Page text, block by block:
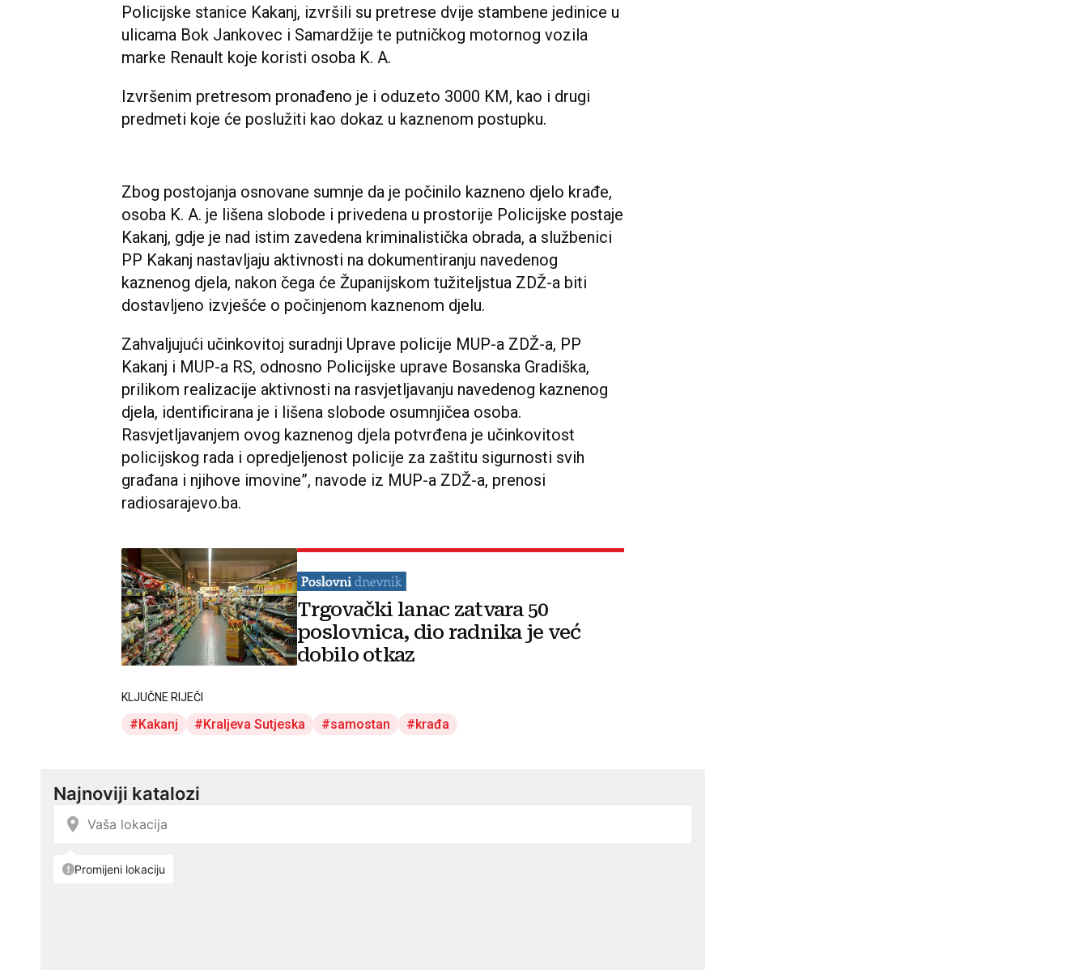
Policijske stanice Kakanj, izvršili su pretrese dvije stambene jedinice u
ulicama Bok Jankovec i Samardžije te putničkog motornog vozila
marke Renault koje koristi osoba K. A.
Izvršenim pretresom pronađeno je i oduzeto 3000 KM, kao i drugi
predmeti koje će poslužiti kao dokaz u kaznenom postupku.
Zbog postojanja osnovane sumnje da je počinilo kazneno djelo krađe,
osoba K. A. je lišena slobode i privedena u prostorije Policijske postaje
Kakanj, gdje je nad istim zavedena kriminalistička obrada, a službenici
PP Kakanj nastavljaju aktivnosti na dokumentiranju navedenog
kaznenog djela, nakon čega će Županijskom tužiteljstua ZDŽ-a biti
dostavljeno izvješće o počinjenom kaznenom djelu.
Zahvaljujući učinkovitoj suradnji Uprave policije MUP-a ZDŽ-a, PP
Kakanj i MUP-a RS, odnosno Policijske uprave Bosanska Gradiška,
prilikom realizacije aktivnosti na rasvjetljavanju navedenog kaznenog
djela, identificirana je i lišena slobode osumnjičea osoba.
Rasvjetljavanjem ovog kaznenog djela potvrđena je učinkovitost
policijskog rada i opredjeljenost policije za zaštitu sigurnosti svih
građana i njihove imovine”, navode iz MUP-a ZDŽ-a, prenosi
radiosarajevo.ba.
Trgovački lanac zatvara 50
poslovnica, dio radnika je već
dobilo otkaz
KLJUČNE RIJEČI
Kakanj Kraljeva Sutjeska samostan krađa